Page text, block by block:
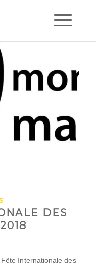
DES
Internationale des